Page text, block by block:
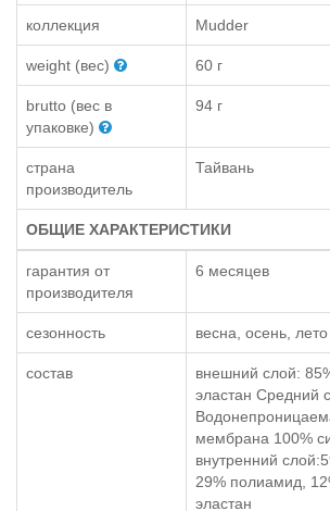
коллекция Mudder
weight (вес) 60 г
brutto (вес в
упаковке)
94 г
страна
производитель
Тайвань
ОБЩИЕ ХАРАКТЕРИСТИКИ
гарантия от
производителя
6 месяцев
сезонность весна, осень, лето
состав
внешний слой:
эластан Средний
мембрана 100%
внутренний
29% полиамид,
эластан